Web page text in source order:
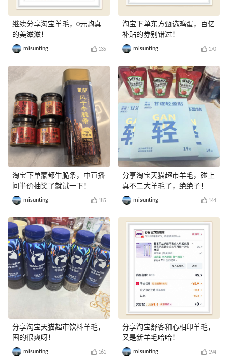
继续分享淘宝羊毛，0元购真
的美滋滋！
misunting 135
淘宝下单蒙都牛脆条，中直播
间半价抽奖了就试一下！
misunting 185
分享淘宝天猫超市饮料羊毛，
囤的很爽呀！
misunting 161
淘宝下单东方甄选鸡蛋，百亿
补贴的券别错过！
misunting 170
分享淘宝天猫超市羊毛，碰上
真不二大羊毛了，绝绝子！
misunting 144
分享淘宝舒客和心相印羊毛，
又是新羊毛哈哈！
misunting 194